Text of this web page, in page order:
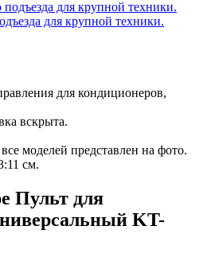
для крупной техники.
для кондиционеров,
вскрыта.
моделей представлен на фото.
см.
Пульт для
KT-